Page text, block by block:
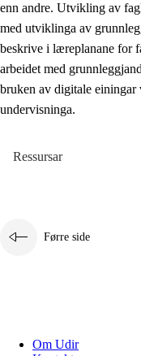
enn andre. Utvikling av
med utviklinga av
beskrive i læreplanane for
arbeidet med
bruken av digitale
undervisninga.
Ressursar
Førre side
Om Udir